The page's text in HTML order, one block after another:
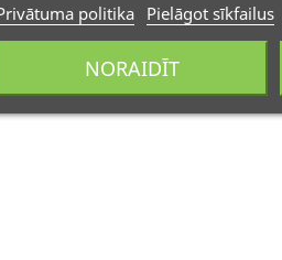
politika Pielāgot sīkfailus
NORAIDĪT